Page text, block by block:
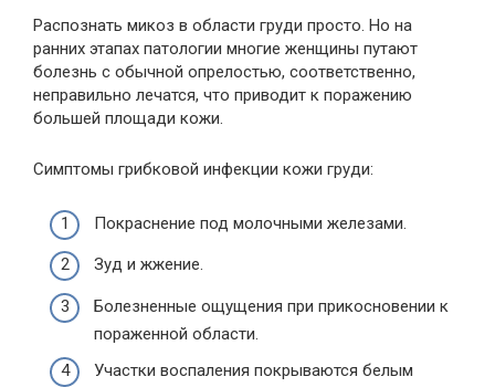
Распознать микоз в области груди просто. Но на
ранних этапах патологии многие женщины путают
болезнь с обычной опрелостью, соответственно,
неправильно лечатся, что приводит к поражению
большей площади кожи.
Симптомы грибковой инфекции кожи груди:
Покраснение под молочными железами.
Зуд и жжение.
Болезненные ощущения при прикосновении к
пораженной области.
Участки воспаления покрываются белым